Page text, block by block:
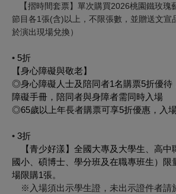
【摺時間套票】單次購買2026桃園鐵玫瑰
節目各1張(含)以上，不限張數，並贈送文宣
於演出現場兌換）
• 5折
【身心障礙與敬老】
◎身心障礙人士及陪同者1名購票5折優待
障礙手冊，陪同者與身障者需同時入場
◎65歲以上年長者購票可享5折優惠，入
• 3折
【青少好漾】全國大專及大學生、高中
國小、碩博士、學分班及在職專班生）限
場限購1張。
※入場須出示學生證，未出示證件者請